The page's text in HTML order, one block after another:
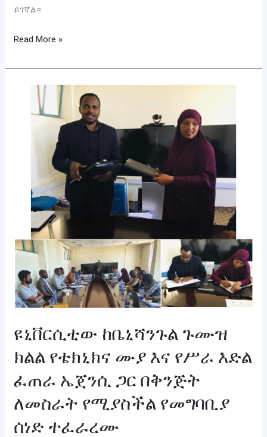
ይገኛል።
Read More »
ዩኒቨርሲቲው ከቤኒሻንጉል ጉሙዝ
ክልል የቴክኒክና ሙያ እና የሥራ እድል
ፈጠራ ኤጀንሲ ጋር በቅንጅት
ለመስራት የሚያስችል የመግባቢያ
ሰነድ ተፈራረሙ
ዩኒቨርሲቲው
ከቤኒሻንጉል
የሥራ
ፈጠራ
ኤጀንሲ
በቅንጅት
ለመስራት
የመግባቢያ
ተፈራረሙ